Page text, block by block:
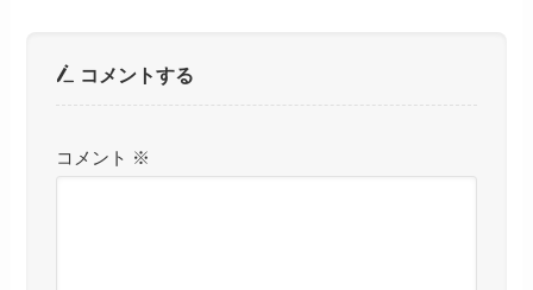
コメントする
コメント ※